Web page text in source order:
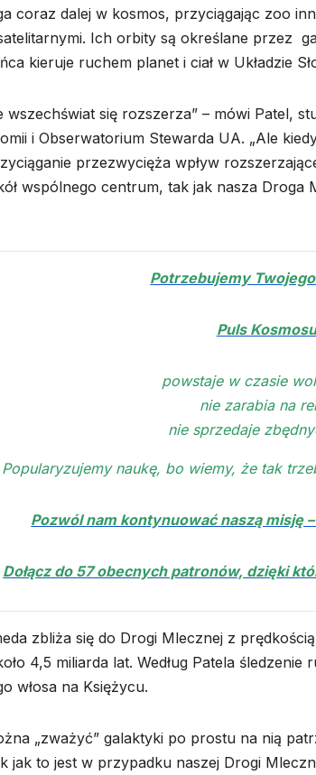
coraz dalej w kosmos, przyciągając zoo
Ich orbity są określane przez
kieruje ruchem planet i ciał w Układzie
wszechświat się rozszerza” – mówi Patel,
i Obserwatorium Stewarda UA. „Ale
przezwycięża wpływ
wspólnego centrum, tak jak nasza Droga
Potrzebujemy
Puls
powstaje w czasie
nie zarabia na
nie sprzedaje
Popularyzujemy naukę, bo wiemy, że tak
Pozwól nam kontynuować naszą misję
Dołącz do 57 obecnych patronów, dzięki
zbliża się do Drogi Mlecznej z
4,5 miliarda lat. Według Patela
włosa na Księżycu.
„zważyć” galaktyki po prostu na nią
jak to jest w przypadku naszej Drogi